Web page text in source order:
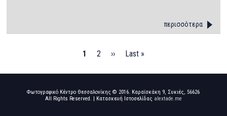
περισσότερα
Τρέχουσα
1 Page
2
Next
››
Last
Last »
Φωτογραφικό Κέντρο Θεσσαλονίκης © 2016. Καραϊσκάκη 9, Συκιές, 56626
All Rights Reserved. | Κατασκευή Ιστοσελίδας alextade.me